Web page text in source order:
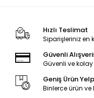
Hızlı Teslimat
Siparişleriniz en
Güvenli
Güvenli ve
Geniş Ürün
Binlerce ürün